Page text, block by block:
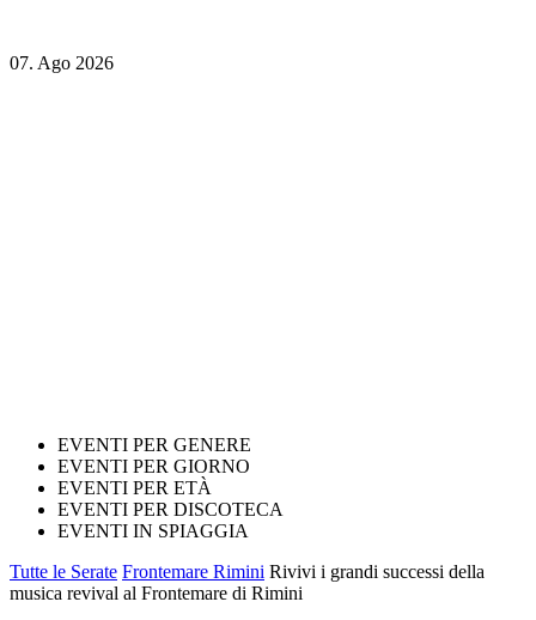
07. Ago 2026
EVENTI PER GENERE
EVENTI PER GIORNO
EVENTI PER ETÀ
EVENTI PER DISCOTECA
EVENTI IN SPIAGGIA
Tutte le Serate Frontemare Rimini Rivivi i grandi successi della
musica revival al Frontemare di Rimini